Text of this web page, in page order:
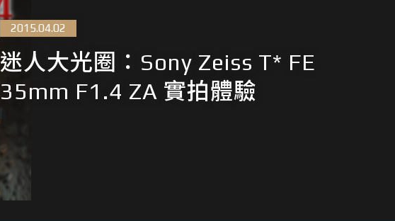
2015.04.02
迷人大光圈：Sony Zeiss T* FE
35mm F1.4 ZA 實拍體驗